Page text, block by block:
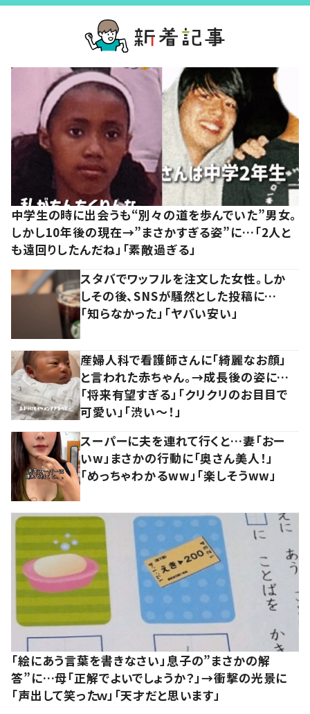
中学生の時に出会うも“別々の道を歩んでいた”男女。
しかし10年後の現在→”まさかすぎる姿”に…「2人と
も遠回りしたんだね」「素敵過ぎる」
スタバでワッフルを注文した女性。しか
しその後、SNSが騒然とした投稿に…
「知らなかった」「ヤバい安い」
産婦人科で看護師さんに「綺麗なお顔」
と言われた赤ちゃん。→成長後の姿に…
「将来有望すぎる」「クリクリのお目目で
可愛い」「渋い～！」
スーパーに夫を連れて行くと…妻「おー
いw」まさかの行動に「奥さん美人！」
「めっちゃわかるww」「楽しそうww」
「絵にあう言葉を書きなさい」息子の”まさかの解
答”に…母「正解でよいでしょうか？」→衝撃の光景に
「声出して笑ったｗ」「天才だと思います」